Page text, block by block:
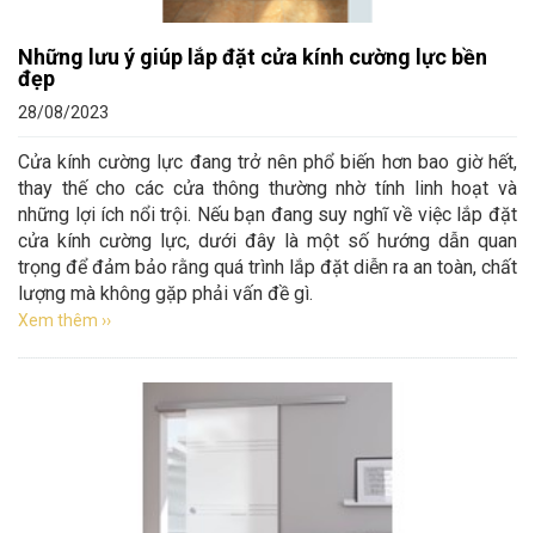
Những lưu ý giúp lắp đặt cửa kính cường lực bền
đẹp
28/08/2023
Cửa kính cường lực đang trở nên phổ biến hơn bao giờ hết,
thay thế cho các cửa thông thường nhờ tính linh hoạt và
những lợi ích nổi trội. Nếu bạn đang suy nghĩ về việc lắp đặt
cửa kính cường lực, dưới đây là một số hướng dẫn quan
trọng để đảm bảo rằng quá trình lắp đặt diễn ra an toàn, chất
lượng mà không gặp phải vấn đề gì.
Xem thêm ››